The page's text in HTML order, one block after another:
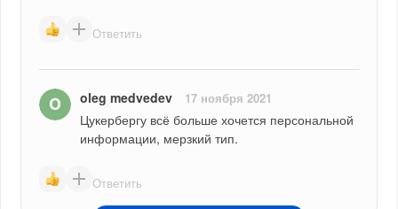
Ответить
oleg medvedev 17 ноября 2021
Цукербергу всё больше хочется персональной
информации, мерзкий тип.
Ответить